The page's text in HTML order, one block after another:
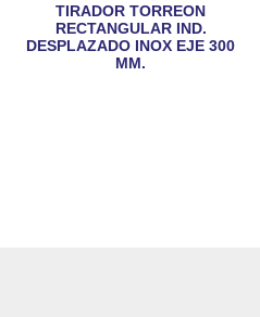
TIRADOR TORREON
RECTANGULAR IND.
DESPLAZADO INOX EJE 300
MM.